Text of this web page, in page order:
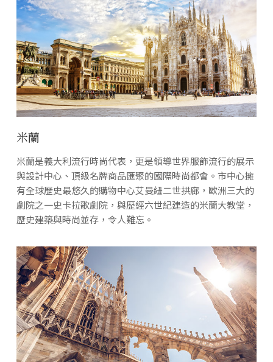
米蘭
米蘭是義大利流行時尚代表，更是領導世界服飾流行的展示
與設計中心、頂級名牌商品匯聚的國際時尚都會。市中心擁
有全球歷史最悠久的購物中心艾曼紐二世拱廊，歐洲三大的
劇院之一史卡拉歌劇院，與歷經六世紀建造的米蘭大教堂，
歷史建築與時尚並存，令人難忘。